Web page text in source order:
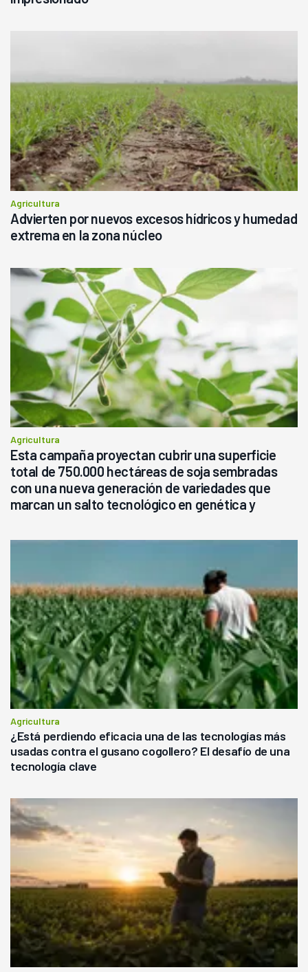
Agricultura
Advierten por nuevos excesos hídricos y humedad
extrema en la zona núcleo
Agricultura
Esta campaña proyectan cubrir una superficie
total de 750.000 hectáreas de soja sembradas
con una nueva generación de variedades que
marcan un salto tecnológico en genética y
Agricultura
¿Está perdiendo eficacia una de las tecnologías más
usadas contra el gusano cogollero? El desafío de una
tecnología clave